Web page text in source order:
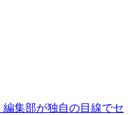
集部が独自の目線でセ